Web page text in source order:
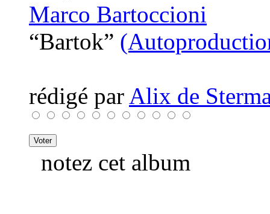
Marco Bartoccioni
“Bartok”
rédigé par Alix de
notez cet album